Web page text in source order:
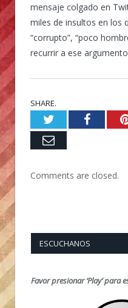
mensaje colgado en
miles de insultos en los
“corrupto”, “poco
recurrir a ese
SHARE.
Twitter
Email
Comments are closed.
ESCUCHANOS
Favor presionar ‘Play’ para